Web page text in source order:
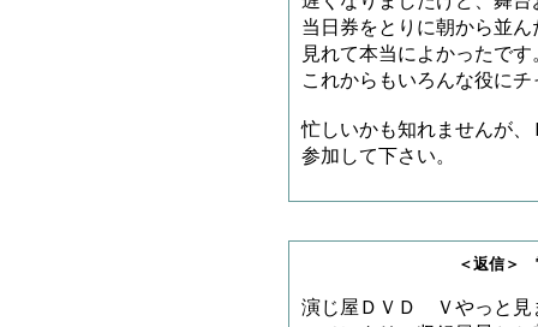
当日券をとりに朝から並
見れて本当によかったで
これからもいろんな役に
忙しいかも知れませんが
参加して下さい。
＜返信＞ 雷神王さ
演じ屋ＤＶＤ Ｖやっと見